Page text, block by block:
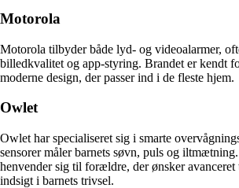
Motorola
Motorola tilbyder både lyd- og videoalarmer,
billedkvalitet og app-styring. Brandet er kendt
moderne design, der passer ind i de fleste hjem.
Owlet
Owlet har specialiseret sig i smarte
sensorer måler barnets søvn, puls og
henvender sig til forældre, der ønsker
indsigt i barnets trivsel.